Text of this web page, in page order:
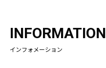
INFORMATION
インフォメーション